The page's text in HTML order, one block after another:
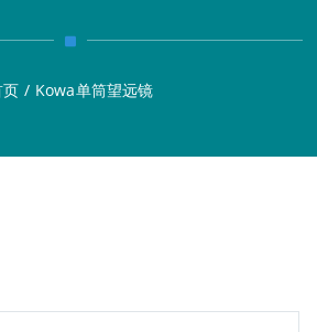
/ Kowa单筒望远镜